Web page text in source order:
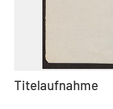
Titelaufnahme